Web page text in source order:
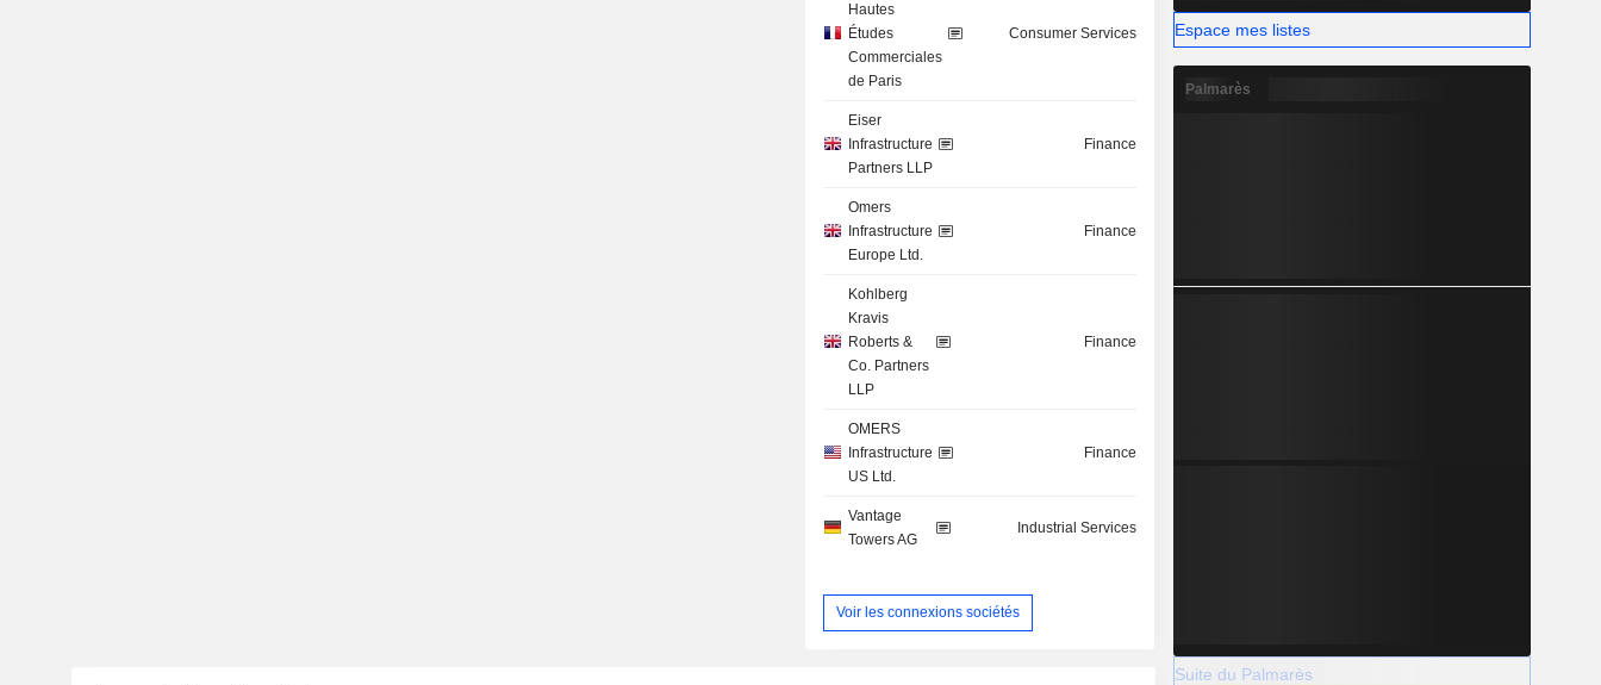
Hautes
Études
Commerciales
de Paris
Consumer Services
Eiser
Infrastructure
Partners LLP
Finance
Omers
Infrastructure
Europe Ltd.
Finance
Kohlberg
Kravis
Roberts &
Co. Partners
LLP
Finance
OMERS
Infrastructure
US Ltd.
Finance
Vantage
Towers AG
Industrial Services
Voir les connexions sociétés
Espace mes listes
Palmarès
Suite du Palmarès